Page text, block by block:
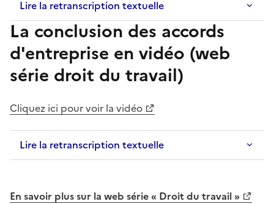
Lire la retranscription textuelle
La conclusion des accords
d'entreprise en vidéo (web
série droit du travail)
Cliquez ici pour voir la vidéo
Lire la retranscription textuelle
En savoir plus sur la web série « Droit du travail »